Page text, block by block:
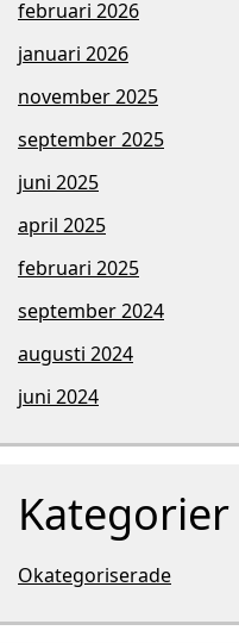
februari 2026
januari 2026
november 2025
september 2025
juni 2025
april 2025
februari 2025
september 2024
augusti 2024
juni 2024
Kategorier
Okategoriserade